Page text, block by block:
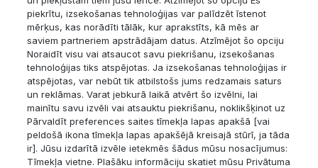
pirmo reizi kopš pandēmijas sākuma visās grupās ir 1-
2% attālumā no 2019. gada beigu līmeņa.
Atgādinām, ka cenas iepriekšējos periodos var
mainīties, ja aktuālajā periodā tiek reģistrēti darījumi no
iepriekšējiem periodiem.
Priecāsimies dzirdēt Jūsu atsauksmes par paveikto!
Tagad esam arī LinkedIn:
https://www.linkedin.com/company/cenu-banka
piekrītu, izsekošanas tehnoloģijas var palīdzēt īstenot
mērķus, kas norādīti tālāk, kur aprakstīts, kā mēs ar
saviem partneriem apstrādājam datus. Atzīmējot šo opciju
Noraidīt visu vai atsaucot savu piekrišanu, izsekošanas
tehnoloģijas tiks atspējotas. Ja izsekošanas tehnoloģijas ir
atspējotas, var nebūt tik atbilstošs jums redzamais saturs
un reklāmas. Varat jebkurā laikā atvērt šo izvēlni, lai
mainītu savu izvēli vai atsauktu piekrišanu, noklikšķinot uz
Pārvaldīt preferences saites tīmekļa lapas apakšā [vai
peldošā ikona tīmekļa lapas apakšējā kreisajā stūrī, ja tāda
ir]. Jūsu izdarītā izvēle ietekmēs šādus mūsu nosacījumus:
Tīmekļa vietne. Plašāku informāciju skatiet mūsu Privātuma